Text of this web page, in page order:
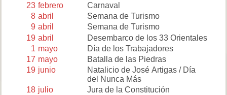
23 febrero
Carnaval
8 abril
Semana de Turismo
9 abril
Semana de Turismo
19 abril
Desembarco de los 33 Orientales
1 mayo
Día de los Trabajadores
17 mayo
Batalla de las Piedras
19 junio
Natalicio de José Artigas / Día
del Nunca Más
18 julio
Jura de la Constitución